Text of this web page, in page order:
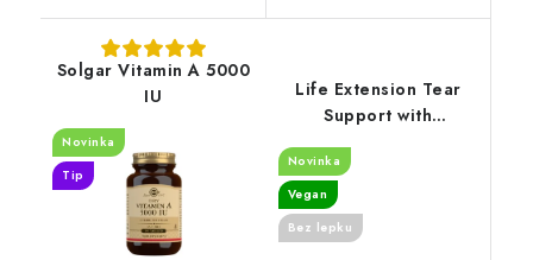
Solgar Vitamin A 5000
IU
Novinka
Tip
Life Extension Tear
Support with
30 rostlinných kapslí
Novinka
Vegan
Bez lepku